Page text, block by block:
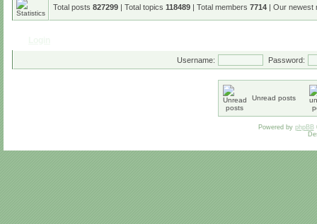
Total posts 827299 | Total topics 118489 | Total members 7714 | Our newest
Username: Password:
Unread posts
Powered by phpBB